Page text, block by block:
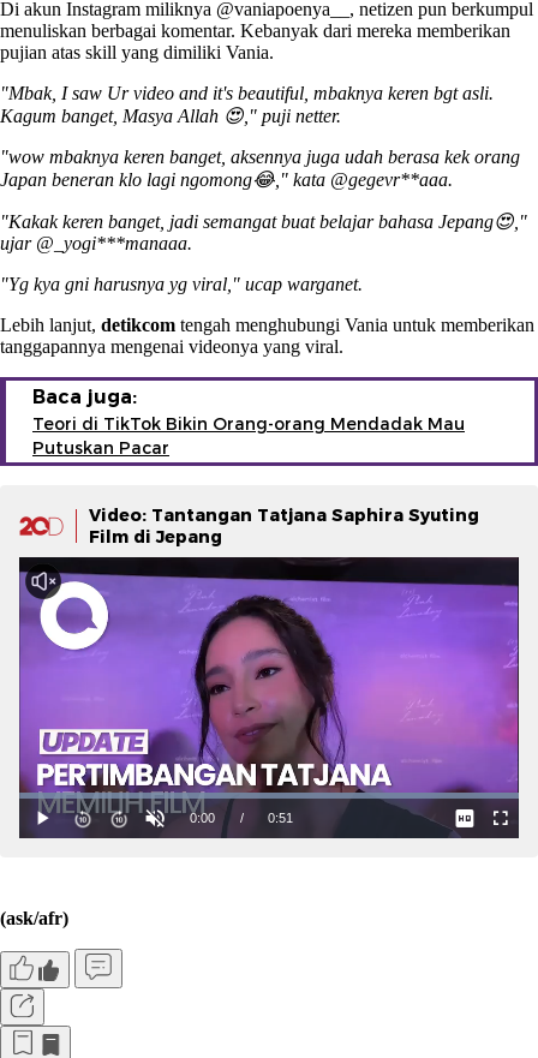
Di akun Instagram miliknya @vaniapoenya__, netizen pun berkumpul
menuliskan berbagai komentar. Kebanyak dari mereka memberikan
pujian atas skill yang dimiliki Vania.
"Mbak, I saw Ur video and it's beautiful, mbaknya keren bgt asli.
Kagum banget, Masya Allah 😍," puji netter.
"wow mbaknya keren banget, aksennya juga udah berasa kek orang
Japan beneran klo lagi ngomong😂," kata @gegevr**aaa.
"Kakak keren banget, jadi semangat buat belajar bahasa Jepang😍,"
ujar @_yogi***manaaa.
"Yg kya gni harusnya yg viral," ucap warganet.
Lebih lanjut, detikcom tengah menghubungi Vania untuk memberikan
tanggapannya mengenai videonya yang viral.
Baca juga:
Teori di TikTok Bikin Orang-orang Mendadak Mau
Putuskan Pacar
Video: Tantangan Tatjana Saphira Syuting
Film di Jepang
(ask/afr)